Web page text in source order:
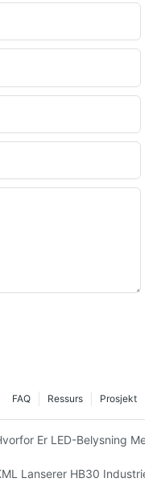
Prosjekt
Ressurs
FAQ
Lys?
Er LED-Belysning
Områdelys Som Bør Unngås
Lanserer HB30